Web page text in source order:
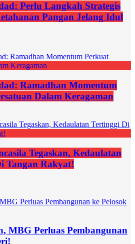
Perlu Langkah Strategis
Pangan Jelang Idul
Ramadhan Momentum
Dalam Keragaman
Tegaskan, Kedaulatan
Tangan Rakyat!
MBG Perluas Pembangunan